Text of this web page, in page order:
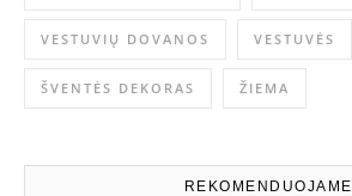
VESTUVIŲ DOVANOS VESTUVĖS
ŠVENTĖS DEKORAS ŽIEMA
REKOMENDUOJAME